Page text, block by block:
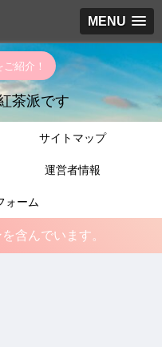
MENU
紹介！
茶派です
サイトマップ
運営者情報
ォーム
含んでいます。